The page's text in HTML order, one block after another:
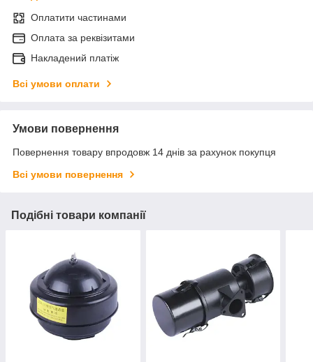
Оплатити частинами
Оплата за реквізитами
Накладений платіж
Всі умови оплати
Умови повернення
Повернення товару впродовж 14 днів за рахунок покупця
Всі умови повернення
Подібні товари компанії